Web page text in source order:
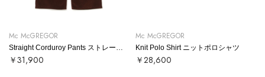
Mc McGREGOR
￥31,900
Mc McGREGOR
Knit Polo Shirt ニットポロシャツ
￥28,600